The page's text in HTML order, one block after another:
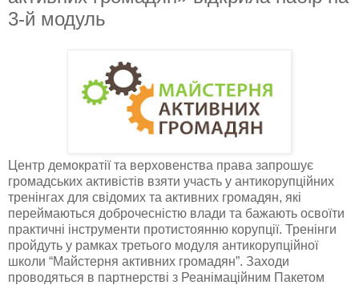
3-й модуль
Центр демократії та верховенства права запрошує
громадських активістів взяти участь у антикорупційних
тренінгах для свідомих та активних громадян, які
переймаються доброчесністю влади та бажають освоїти
практичні інструменти протистоянню корупції. Тренінги
пройдуть у рамках третього модуля антикорупційної
школи “Майстерня активних громадян”. Заходи
проводяться в партнерстві з Реанімаційним Пакетом